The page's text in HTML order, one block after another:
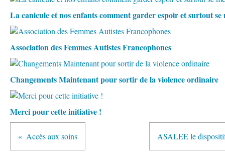
La canicule et nos enfants comment garder espoir et surtout
Association des Femmes Autistes Francophones
Changements Maintenant pour sortir de la violence ordinaire
Merci pour cette initiative !
Accès aux soins ASALEE le